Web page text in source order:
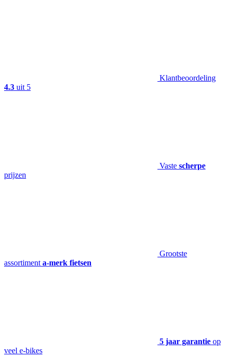
Klantbeoordeling
4.3 uit 5
Vaste scherpe
prijzen
Grootste
assortiment a-merk fietsen
5 jaar garantie op
veel e-bikes